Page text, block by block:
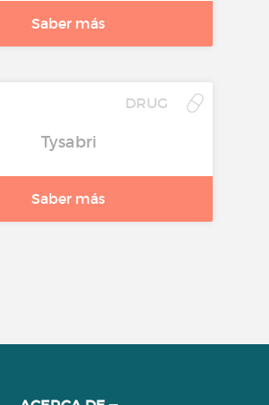
Saber más
DRUG
Tysabri
Saber más